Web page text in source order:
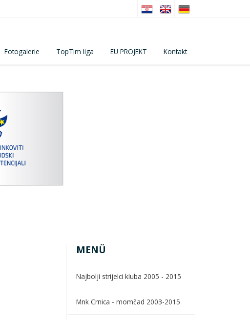
Fotogalerie TopTim liga EU PROJEKT Kontakt
MENÜ
Najbolji strijelci kluba 2005 - 2015
Mnk Crnica - momčad 2003-2015